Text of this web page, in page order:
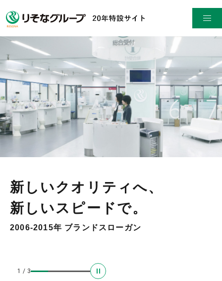
ごあいさつ
りそなグループ20年史年表
りそなの原点 / DNAストーリー
デジタル版社史
1 / 3
新しいクオリティへ、
新しいスピードで。
2006-2015年 ブランドスローガン